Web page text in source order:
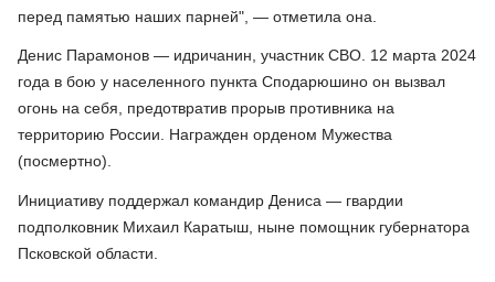
перед памятью наших парней", — отметила она.
Денис Парамонов — идричанин, участник СВО. 12 марта 2024
года в бою у населенного пункта Сподарюшино он вызвал
огонь на себя, предотвратив прорыв противника на
территорию России. Награжден орденом Мужества
(посмертно).
Инициативу поддержал командир Дениса — гвардии
подполковник Михаил Каратыш, ныне помощник губернатора
Псковской области.